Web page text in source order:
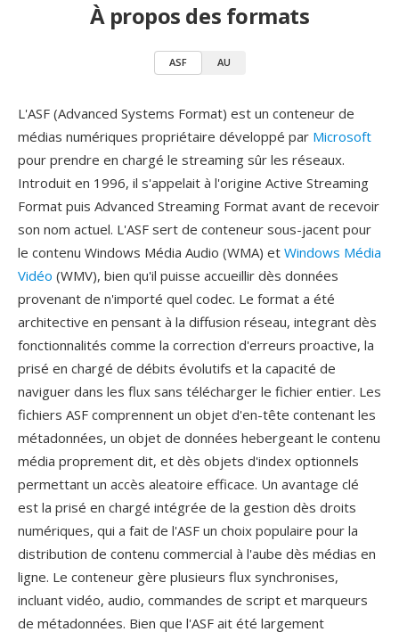
À propos des formats
ASF AU
L'ASF (Advanced Systems Format) est un conteneur de
médias numériques propriétaire développé par Microsoft
pour prendre en chargé le streaming sûr les réseaux.
Introduit en 1996, il s'appelait à l'origine Active Streaming
Format puis Advanced Streaming Format avant de recevoir
son nom actuel. L'ASF sert de conteneur sous-jacent pour
le contenu Windows Média Audio (WMA) et Windows Média
Vidéo (WMV), bien qu'il puisse accueillir dès données
provenant de n'importé quel codec. Le format a été
architective en pensant à la diffusion réseau, integrant dès
fonctionnalités comme la correction d'erreurs proactive, la
prisé en chargé de débits évolutifs et la capacité de
naviguer dans les flux sans télécharger le fichier entier. Les
fichiers ASF comprennent un objet d'en-tête contenant les
métadonnées, un objet de données hebergeant le contenu
média proprement dit, et dès objets d'index optionnels
permettant un accès aleatoire efficace. Un avantage clé
est la prisé en chargé intégrée de la gestion dès droits
numériques, qui a fait de l'ASF un choix populaire pour la
distribution de contenu commercial à l'aube dès médias en
ligne. Le conteneur gère plusieurs flux synchronises,
incluant vidéo, audio, commandes de script et marqueurs
de métadonnées. Bien que l'ASF ait été largement